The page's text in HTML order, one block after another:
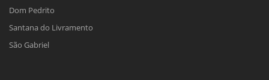
Dom Pedrito
Santana do Livramento
São Gabriel